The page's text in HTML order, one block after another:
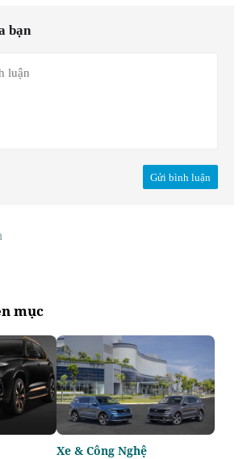
bạn
Gửi bình luận
mục
Xe & Công Nghệ